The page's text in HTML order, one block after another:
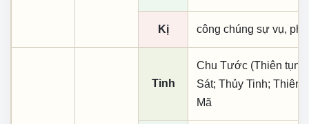
Kị công chúng sự vụ,
Tinh
Chu Tước (Thiên
Sát; Thủy Tinh; Thiên
Mã